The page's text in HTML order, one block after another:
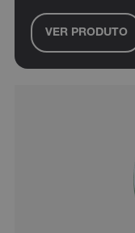
VER PRODUTO